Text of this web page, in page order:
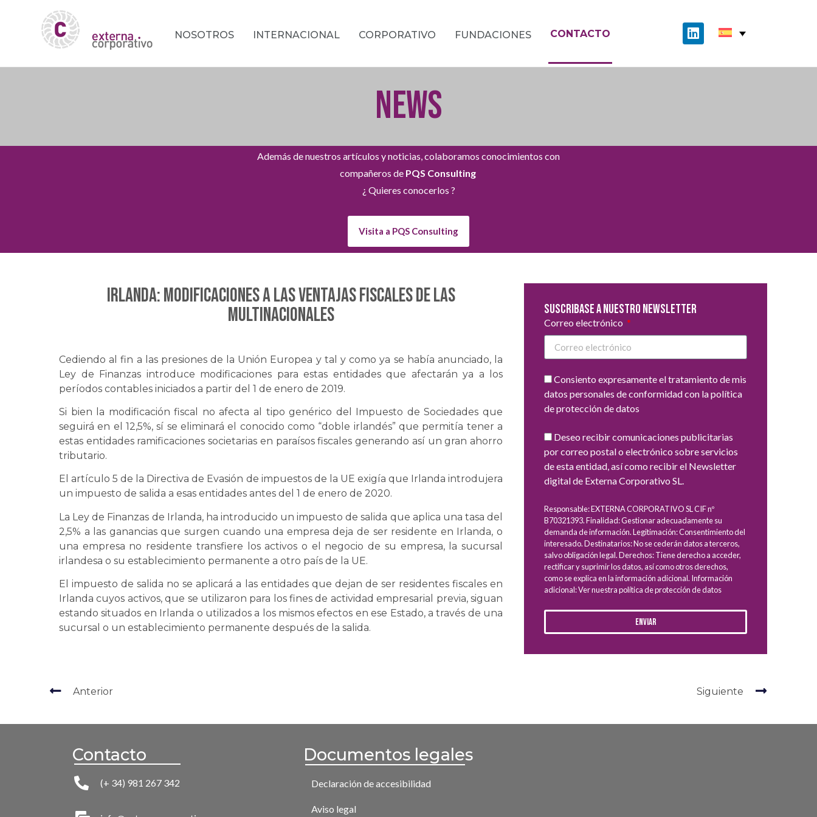
NOSOTROS INTERNACIONAL CORPORATIVO FUNDACIONES CONTACTO
NEWS
Además de nuestros artículos y noticias, colaboramos conocimientos con
compañeros de PQS Consulting
¿ Quieres conocerlos ?
Visita a PQS Consulting
IRLANDA: Modificaciones a las ventajas fiscales de las
multinacionales
Cediendo al fin a las presiones de la Unión Europea y tal y como ya se había anunciado, la
Ley de Finanzas introduce modificaciones para estas entidades que afectarán ya a los
períodos contables iniciados a partir del 1 de enero de 2019.
Si bien la modificación fiscal no afecta al tipo genérico del Impuesto de Sociedades que
seguirá en el 12,5%, sí se eliminará el conocido como “doble irlandés” que permitía tener a
estas entidades ramificaciones societarias en paraísos fiscales generando así un gran ahorro
tributario.
El artículo 5 de la Directiva de Evasión de impuestos de la UE exigía que Irlanda introdujera
un impuesto de salida a esas entidades antes del 1 de enero de 2020.
La Ley de Finanzas de Irlanda, ha introducido un impuesto de salida que aplica una tasa del
2,5% a las ganancias que surgen cuando una empresa deja de ser residente en Irlanda, o
una empresa no residente transfiere los activos o el negocio de su empresa, la sucursal
irlandesa o su establecimiento permanente a otro país de la UE.
El impuesto de salida no se aplicará a las entidades que dejan de ser residentes fiscales en
Irlanda cuyos activos, que se utilizaron para los fines de actividad empresarial previa, siguan
estando situados en Irlanda o utilizados a los mismos efectos en ese Estado, a través de una
sucursal o un establecimiento permanente después de la salida.
Suscribase a nuestro newsletter
Correo electrónico
Consiento expresamente el tratamiento de mis
datos personales de conformidad con la política
de protección de datos
Deseo recibir comunicaciones publicitarias
por correo postal o electrónico sobre servicios
de esta entidad, así como recibir el Newsletter
digital de Externa Corporativo SL.
Responsable: EXTERNA CORPORATIVO SL CIF nº
B70321393. Finalidad: Gestionar adecuadamente su
demanda de información. Legitimación: Consentimiento del
interesado. Destinatarios: No se cederán datos a terceros,
salvo obligación legal. Derechos: Tiene derecho a acceder,
rectificar y suprimir los datos, así como otros derechos,
como se explica en la información adicional. Información
adicional: Ver nuestra política de protección de datos
Enviar
Anterior Siguiente
Contacto
(+ 34) 981 267 342
Documentos legales
Declaración de accesibilidad
Aviso legal